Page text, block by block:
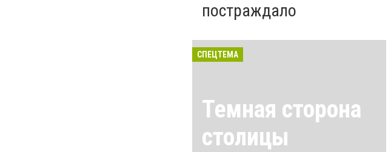
постраждало
СПЕЦТЕМА
Темная сторона
столицы